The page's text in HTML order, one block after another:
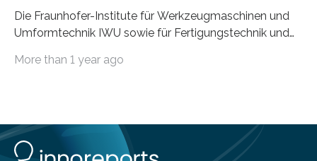
Die Fraunhofer-Institute für Werkzeugmaschinen und
Umformtechnik IWU sowie für Fertigungstechnik und
Durchbruch in der Materialforschung erzielt: Der
partikelgefüllten Hohlkugeln erreicht HoverLIGHT einen
bisher unerreichten Eigenschaftsmix aus Leichtigkeit,
More than 1 year ago